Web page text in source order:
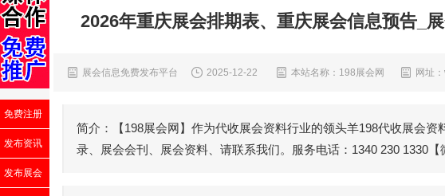
2026年重庆展会排期表、重庆展会信息预告_
展会信息免费发布平台 2025-12-22 本站名称：198展会网 网址
简介：【198展会网】作为代收展会资料行业的领头羊198代收展会
录、展会会刊、展会资料、请联系我们。服务电话：1340 230 1330
免费注册
发布资讯
发布展会